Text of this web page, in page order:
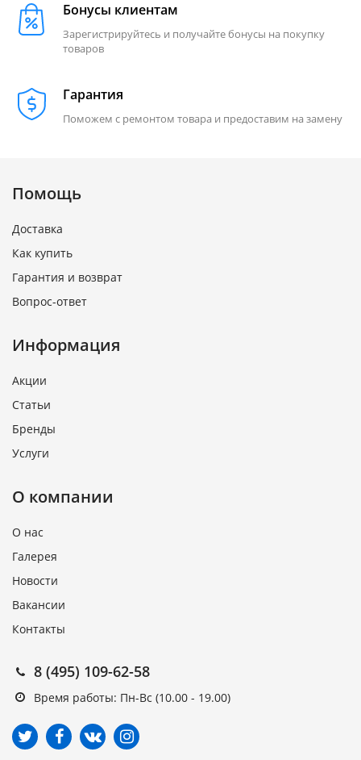
Бонусы клиентам
Зарегистрируйтесь и получайте бонусы на покупку
товаров
Гарантия
Поможем с ремонтом товара и предоставим на замену
Помощь
Доставка
Как купить
Гарантия и возврат
Вопрос-ответ
Информация
Акции
Статьи
Бренды
Услуги
О компании
О нас
Галерея
Новости
Вакансии
Контакты
8 (495) 109-62-58
Время работы: Пн-Вс (10.00 - 19.00)